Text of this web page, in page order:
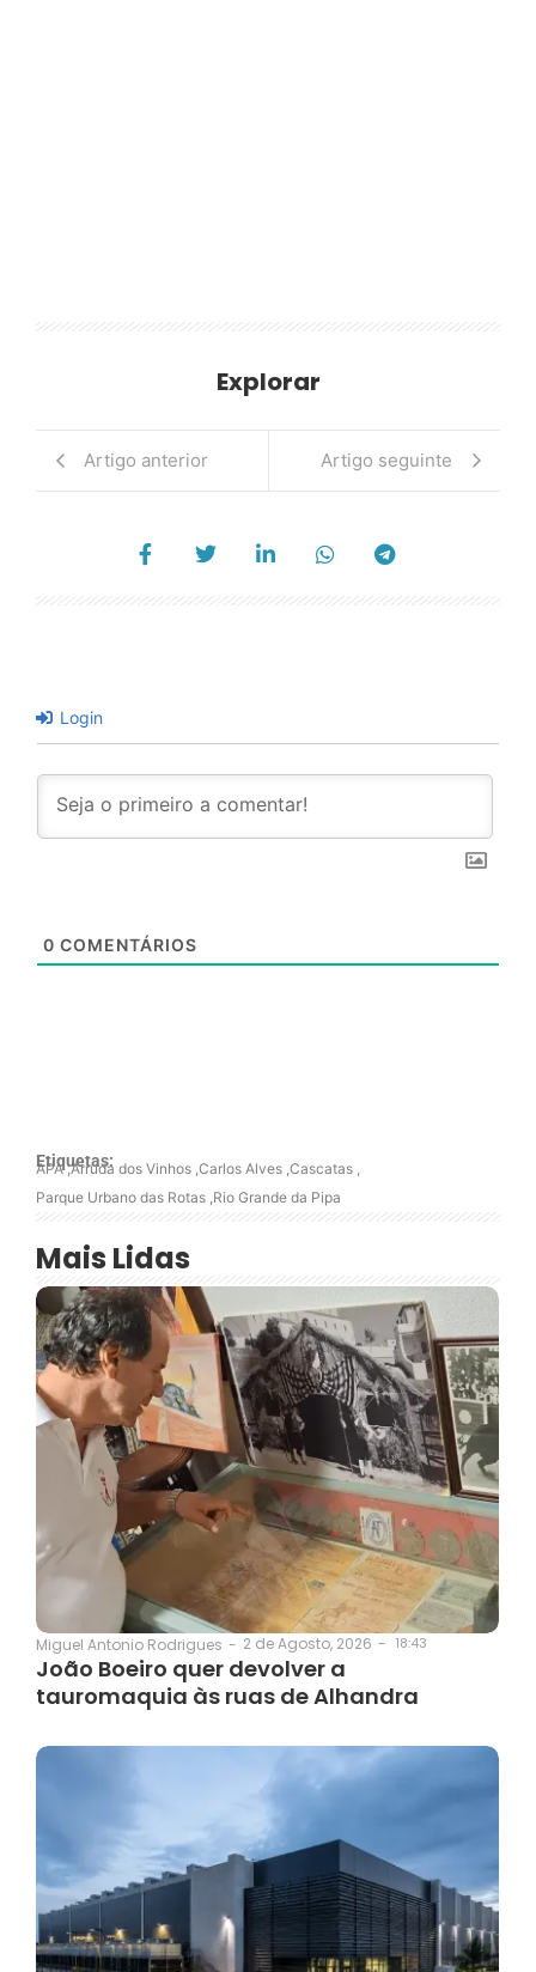
Explorar
Artigo anterior Artigo seguinte
Login
0 COMENTÁRIOS
Etiquetas:
APA,Arruda dos Vinhos ,Carlos Alves ,Cascatas ,
Parque Urbano das Rotas ,Rio Grande da Pipa
Mais Lidas
Miguel Antonio Rodrigues - 2 de Agosto, 2026 - 18:43
João Boeiro quer devolver a
tauromaquia às ruas de Alhandra